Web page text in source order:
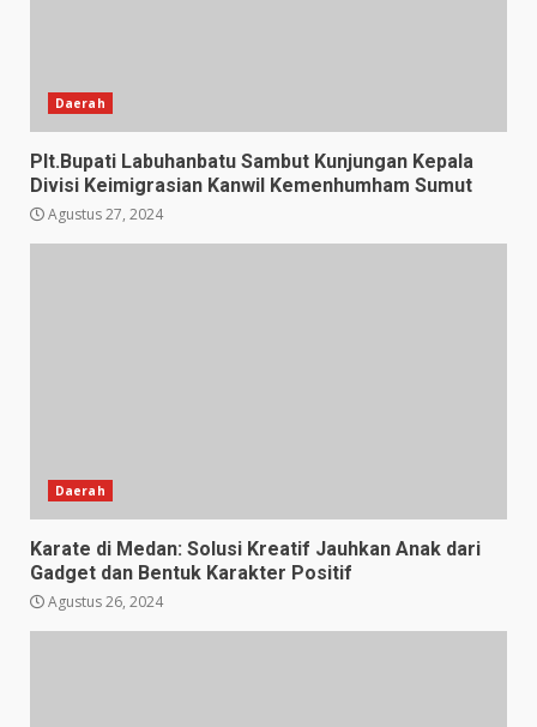
Daerah
Plt.Bupati Labuhanbatu Sambut Kunjungan Kepala
Divisi Keimigrasian Kanwil Kemenhumham Sumut
Agustus 27, 2024
Daerah
Karate di Medan: Solusi Kreatif Jauhkan Anak dari
Gadget dan Bentuk Karakter Positif
Agustus 26, 2024